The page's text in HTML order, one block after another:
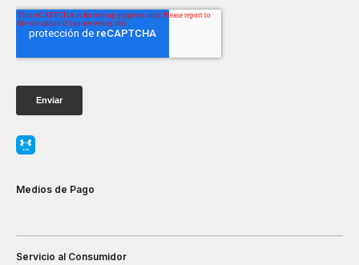
Medios de Pago
Servicio al Consumidor